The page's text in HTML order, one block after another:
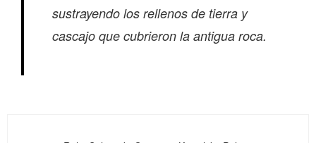
sustrayendo los rellenos de tierra y
cascajo que cubrieron la antigua roca.